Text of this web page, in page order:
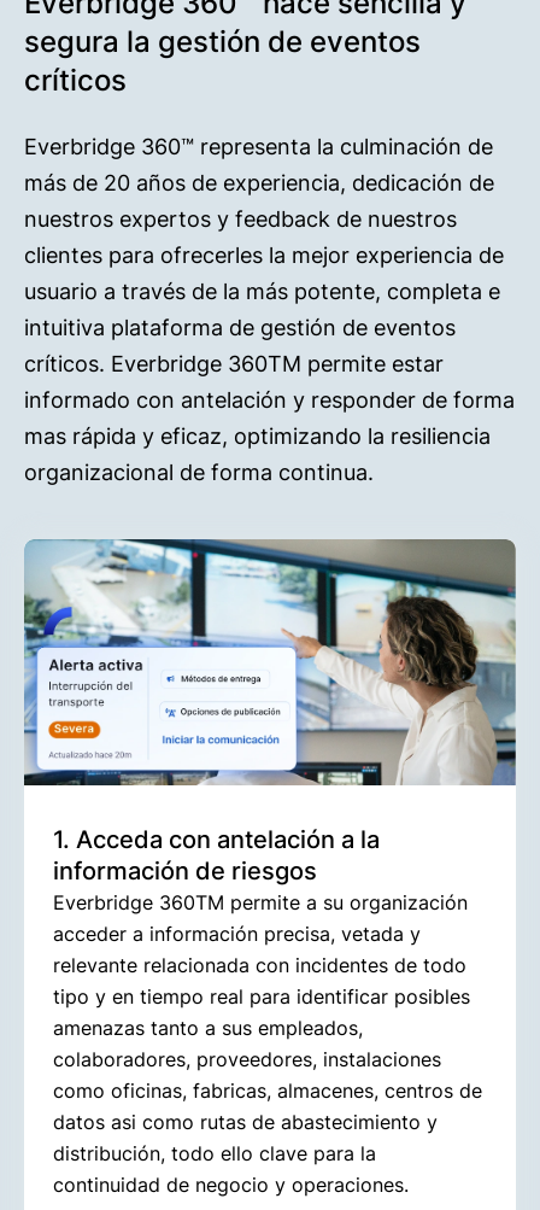
segura la gestión de eventos
críticos
Everbridge 360™ representa la culminación de
más de 20 años de experiencia, dedicación de
nuestros expertos y feedback de nuestros
clientes para ofrecerles la mejor experiencia de
usuario a través de la más potente, completa e
intuitiva plataforma de gestión de eventos
críticos. Everbridge 360TM permite estar
informado con antelación y responder de forma
mas rápida y eficaz, optimizando la resiliencia
organizacional de forma continua.
1. Acceda con antelación a la
información de riesgos
Everbridge 360TM permite a su organización
acceder a información precisa, vetada y
relevante relacionada con incidentes de todo
tipo y en tiempo real para identificar posibles
amenazas tanto a sus empleados,
colaboradores, proveedores, instalaciones
como oficinas, fabricas, almacenes, centros de
datos asi como rutas de abastecimiento y
distribución, todo ello clave para la
continuidad de negocio y operaciones.